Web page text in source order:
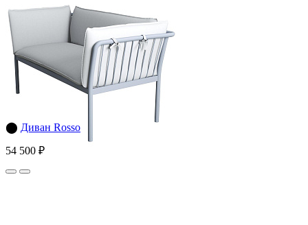
⬤ Диван Rosso
54 500 ₽